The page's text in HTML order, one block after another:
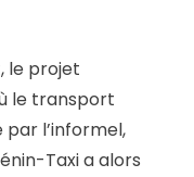
le projet
le transport
l’informel,
Taxi a alors